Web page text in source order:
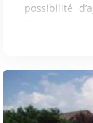
possibilité
offres de
Martel
voyez par
Découvrez
Martel